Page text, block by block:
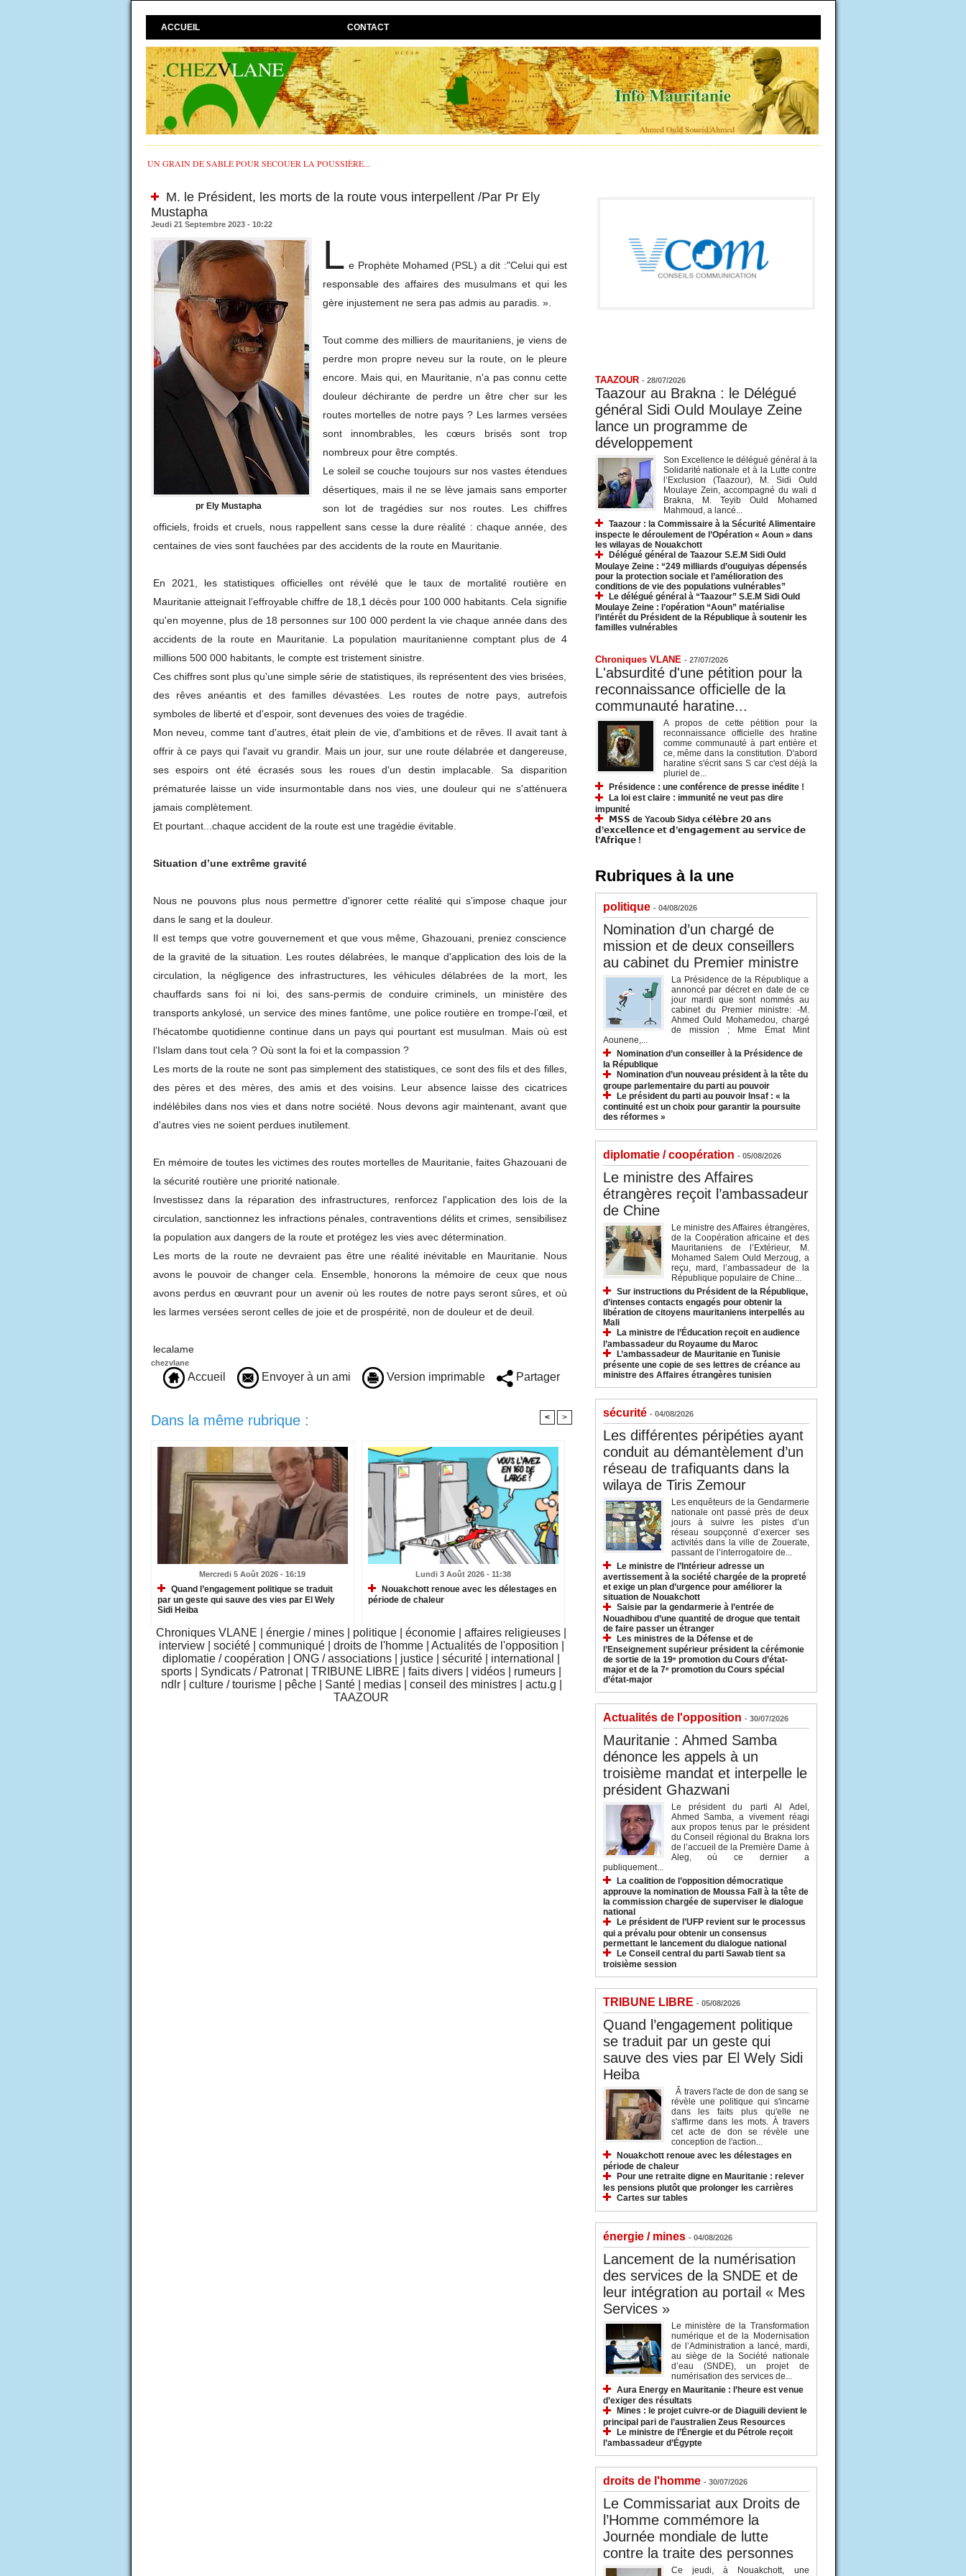
ACCUEIL CONTACT
UN GRAIN DE SABLE POUR SECOUER LA POUSSIÈRE...
M. le Président, les morts de la route vous interpellent /Par Pr Ely
Mustapha
Jeudi 21 Septembre 2023 - 10:22
pr Ely Mustapha
L e Prophète Mohamed (PSL) a dit :"Celui qui est
responsable des affaires des musulmans et qui les
gère injustement ne sera pas admis au paradis. ».
Tout comme des milliers de mauritaniens, je viens de
perdre mon propre neveu sur la route, on le pleure
encore. Mais qui, en Mauritanie, n'a pas connu cette
douleur déchirante de perdre un être cher sur les
routes mortelles de notre pays ? Les larmes versées
sont innombrables, les cœurs brisés sont trop
nombreux pour être comptés.
Le soleil se couche toujours sur nos vastes étendues
désertiques, mais il ne se lève jamais sans emporter
son lot de tragédies sur nos routes. Les chiffres
officiels, froids et cruels, nous rappellent sans cesse la dure réalité : chaque année, des
centaines de vies sont fauchées par des accidents de la route en Mauritanie.
En 2021, les statistiques officielles ont révélé que le taux de mortalité routière en
Mauritanie atteignait l’effroyable chiffre de 18,1 décès pour 100 000 habitants. Cela signifie
qu'en moyenne, plus de 18 personnes sur 100 000 perdent la vie chaque année dans des
accidents de la route en Mauritanie. La population mauritanienne comptant plus de 4
millions 500 000 habitants, le compte est tristement sinistre.
Ces chiffres sont plus qu'une simple série de statistiques, ils représentent des vies brisées,
des rêves anéantis et des familles dévastées. Les routes de notre pays, autrefois
symboles de liberté et d'espoir, sont devenues des voies de tragédie.
Mon neveu, comme tant d'autres, était plein de vie, d'ambitions et de rêves. Il avait tant à
offrir à ce pays qui l'avait vu grandir. Mais un jour, sur une route délabrée et dangereuse,
ses espoirs ont été écrasés sous les roues d'un destin implacable. Sa disparition
prématurée laisse un vide insurmontable dans nos vies, une douleur qui ne s'atténuera
jamais complètement.
Et pourtant...chaque accident de la route est une tragédie évitable.
Situation d’une extrême gravité
Nous ne pouvons plus nous permettre d'ignorer cette réalité qui s’impose chaque jour
dans le sang et la douleur.
Il est temps que votre gouvernement et que vous même, Ghazouani, preniez conscience
de la gravité de la situation. Les routes délabrées, le manque d'application des lois de la
circulation, la négligence des infrastructures, les véhicules délabrées de la mort, les
chauffards sans foi ni loi, des sans-permis de conduire criminels, un ministère des
transports ankylosé, un service des mines fantôme, une police routière en trompe-l’œil, et
l’hécatombe quotidienne continue dans un pays qui pourtant est musulman. Mais où est
l’Islam dans tout cela ? Où sont la foi et la compassion ?
Les morts de la route ne sont pas simplement des statistiques, ce sont des fils et des filles,
des pères et des mères, des amis et des voisins. Leur absence laisse des cicatrices
indélébiles dans nos vies et dans notre société. Nous devons agir maintenant, avant que
d'autres vies ne soient perdues inutilement.
En mémoire de toutes les victimes des routes mortelles de Mauritanie, faites Ghazouani de
la sécurité routière une priorité nationale.
Investissez dans la réparation des infrastructures, renforcez l'application des lois de la
circulation, sanctionnez les infractions pénales, contraventions délits et crimes, sensibilisez
la population aux dangers de la route et protégez les vies avec détermination.
Les morts de la route ne devraient pas être une réalité inévitable en Mauritanie. Nous
avons le pouvoir de changer cela. Ensemble, honorons la mémoire de ceux que nous
avons perdus en œuvrant pour un avenir où les routes de notre pays seront sûres, et où
les larmes versées seront celles de joie et de prospérité, non de douleur et de deuil.
lecalame
chezvlane
Accueil Envoyer à un ami Version imprimable Partager
Dans la même rubrique : < >
Mercredi 5 Août 2026 - 16:19
Quand l’engagement politique se traduit
par un geste qui sauve des vies par El Wely
Sidi Heiba
Lundi 3 Août 2026 - 11:38
Nouakchott renoue avec les délestages en
période de chaleur
Chroniques VLANE énergie / mines politique économie affaires religieuses
interview
société communiqué droits de l'homme Actualités de l'opposition
diplomatie / coopération
ONG / associations justice sécurité international
sports
Syndicats / Patronat TRIBUNE LIBRE faits divers vidéos rumeurs
ndlr
culture / tourisme pêche Santé medias conseil des ministres actu.g
TAAZOUR
TAAZOUR - 28/07/2026
Taazour au Brakna : le Délégué
général Sidi Ould Moulaye Zeine
lance un programme de
développement
Son Excellence le délégué général à la
Solidarité nationale et à la Lutte contre
l’Exclusion (Taazour), M. Sidi Ould
Moulaye Zein, accompagné du wali d
Brakna, M. Teyib Ould Mohamed
Mahmoud, a lancé...
Taazour : la Commissaire à la Sécurité Alimentaire
inspecte le déroulement de l’Opération « Aoun » dans
les wilayas de Nouakchott
Délégué général de Taazour S.E.M Sidi Ould
Moulaye Zeine : “249 milliards d’ouguiyas dépensés
pour la protection sociale et l’amélioration des
conditions de vie des populations vulnérables”
Le délégué général à “Taazour” S.E.M Sidi Ould
Moulaye Zeine : l’opération “Aoun” matérialise
l’intérêt du Président de la République à soutenir les
familles vulnérables
Chroniques VLANE - 27/07/2026
L'absurdité d'une pétition pour la
reconnaissance officielle de la
communauté haratine...
A propos de cette pétition pour la
reconnaissance officielle des hratine
comme communauté à part entière et
ce, même dans la constitution. D'abord
haratine s'écrit sans S car c'est déjà la
pluriel de...
Présidence : une conférence de presse inédite !
La loi est claire : immunité ne veut pas dire
impunité
𝗠𝗦𝗦 de Yacoub Sidya 𝗰𝗲́𝗹𝗲̀𝗯𝗿𝗲 𝟮𝟬 𝗮𝗻𝘀
𝗱’𝗲𝘅𝗰𝗲𝗹𝗹𝗲𝗻𝗰𝗲 𝗲𝘁 𝗱’𝗲𝗻𝗴𝗮𝗴𝗲𝗺𝗲𝗻𝘁 𝗮𝘂 𝘀𝗲𝗿𝘃𝗶𝗰𝗲 𝗱𝗲
𝗹’𝗔𝗳𝗿𝗶𝗾𝘂𝗲 !
Rubriques à la une
politique - 04/08/2026
Nomination d’un chargé de
mission et de deux conseillers
au cabinet du Premier ministre
La Présidence de la République a
annoncé par décret en date de ce
jour mardi que sont nommés au
cabinet du Premier ministre: -M.
Ahmed Ould Mohamedou, chargé
de mission ; Mme Emat Mint
Aounene,...
Nomination d’un conseiller à la Présidence de
la République
Nomination d’un nouveau président à la tête du
groupe parlementaire du parti au pouvoir
Le président du parti au pouvoir Insaf : « la
continuité est un choix pour garantir la poursuite
des réformes »
diplomatie / coopération - 05/08/2026
Le ministre des Affaires
étrangères reçoit l’ambassadeur
de Chine
Le ministre des Affaires étrangères,
de la Coopération africaine et des
Mauritaniens de l’Extérieur, M.
Mohamed Salem Ould Merzoug, a
reçu, mard, l’ambassadeur de la
République populaire de Chine...
Sur instructions du Président de la République,
d’intenses contacts engagés pour obtenir la
libération de citoyens mauritaniens interpellés au
Mali
La ministre de l’Éducation reçoit en audience
l’ambassadeur du Royaume du Maroc
L’ambassadeur de Mauritanie en Tunisie
présente une copie de ses lettres de créance au
ministre des Affaires étrangères tunisien
sécurité - 04/08/2026
Les différentes péripéties ayant
conduit au démantèlement d’un
réseau de trafiquants dans la
wilaya de Tiris Zemour
Les enquêteurs de la Gendarmerie
nationale ont passé près de deux
jours à suivre les pistes d’un
réseau soupçonné d’exercer ses
activités dans la ville de Zouerate,
passant de l’interrogatoire de...
Le ministre de l’Intérieur adresse un
avertissement à la société chargée de la propreté
et exige un plan d’urgence pour améliorer la
situation de Nouakchott
Saisie par la gendarmerie à l’entrée de
Nouadhibou d’une quantité de drogue que tentait
de faire passer un étranger
Les ministres de la Défense et de
l’Enseignement supérieur président la cérémonie
de sortie de la 19ᵉ promotion du Cours d’état-
major et de la 7ᵉ promotion du Cours spécial
d’état-major
Actualités de l'opposition - 30/07/2026
Mauritanie : Ahmed Samba
dénonce les appels à un
troisième mandat et interpelle le
président Ghazwani
Le président du parti Al Adel,
Ahmed Samba, a vivement réagi
aux propos tenus par le président
du Conseil régional du Brakna lors
de l’accueil de la Première Dame à
Aleg, où ce dernier a
publiquement...
La coalition de l’opposition démocratique
approuve la nomination de Moussa Fall à la tête de
la commission chargée de superviser le dialogue
national
Le président de l’UFP revient sur le processus
qui a prévalu pour obtenir un consensus
permettant le lancement du dialogue national
Le Conseil central du parti Sawab tient sa
troisième session
TRIBUNE LIBRE - 05/08/2026
Quand l’engagement politique
se traduit par un geste qui
sauve des vies par El Wely Sidi
Heiba
Â travers l'acte de don de sang se
révèle une politique qui s'incarne
dans les faits plus qu'elle ne
s'affirme dans les mots. À travers
cet acte de don se révèle une
conception de l'action...
Nouakchott renoue avec les délestages en
période de chaleur
Pour une retraite digne en Mauritanie : relever
les pensions plutôt que prolonger les carrières
Cartes sur tables
énergie / mines - 04/08/2026
Lancement de la numérisation
des services de la SNDE et de
leur intégration au portail « Mes
Services »
Le ministère de la Transformation
numérique et de la Modernisation
de l’Administration a lancé, mardi,
au siège de la Société nationale
d’eau (SNDE), un projet de
numérisation des services de...
Aura Energy en Mauritanie : l’heure est venue
d’exiger des résultats
Mines : le projet cuivre-or de Diaguili devient le
principal pari de l’australien Zeus Resources
Le ministre de l’Énergie et du Pétrole reçoit
l’ambassadeur d’Égypte
droits de l'homme - 30/07/2026
Le Commissariat aux Droits de
l’Homme commémore la
Journée mondiale de lutte
contre la traite des personnes
Ce jeudi, à Nouakchott, une